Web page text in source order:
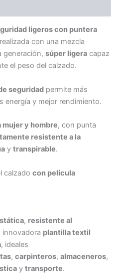
ligeros con puntera
realizada con una mezcla
generación, súper ligera capaz
el peso del calzado.
seguridad permite más
energía y mejor rendimiento.
mujer y hombre, con punta
resistente a la
y transpirable.
calzado con película
, resistente al
innovadora plantilla textil
, ideales
, carpinteros, almaceneros,
y transporte.